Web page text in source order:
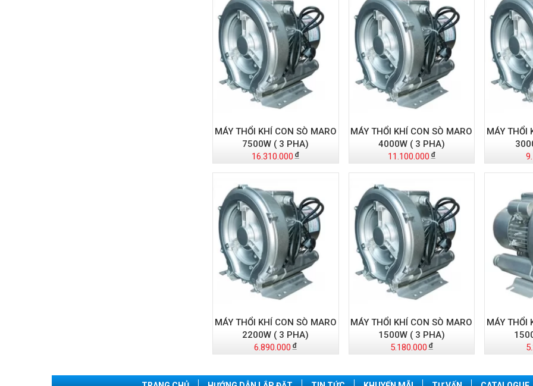
MÁY THỔI KHÍ CON SÒ MARO
7500W ( 3 PHA)
16.310.000
MÁY THỔI KHÍ CON SÒ MARO
4000W ( 3 PHA)
11.100.000
MÁY THỔI
MÁY THỔI KHÍ CON SÒ MARO
2200W ( 3 PHA)
6.890.000
MÁY THỔI KHÍ CON SÒ MARO
1500W ( 3 PHA)
5.180.000
MÁY THỔI